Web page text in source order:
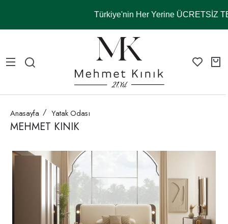
Türkiye'nin Her Yerine ÜCRETSİZ
Anasayfa Yatak Odası
MEHMET KINIK